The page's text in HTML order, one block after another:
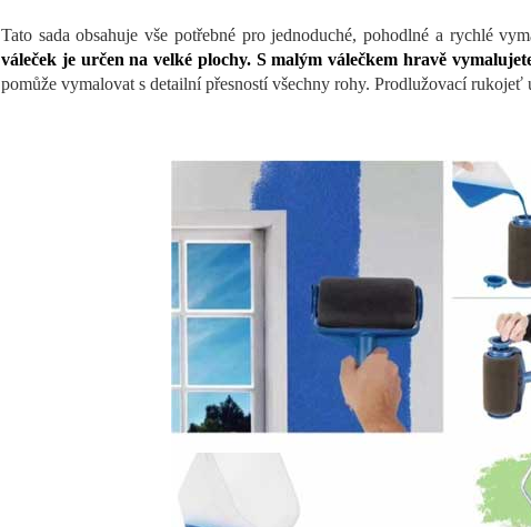
Tato sada obsahuje vše potřebné pro jednoduché, pohodlné a rychlé
váleček je určen na velké plochy. S malým válečkem hravě
pomůže vymalovat s detailní přesností všechny rohy. Prodlužovací